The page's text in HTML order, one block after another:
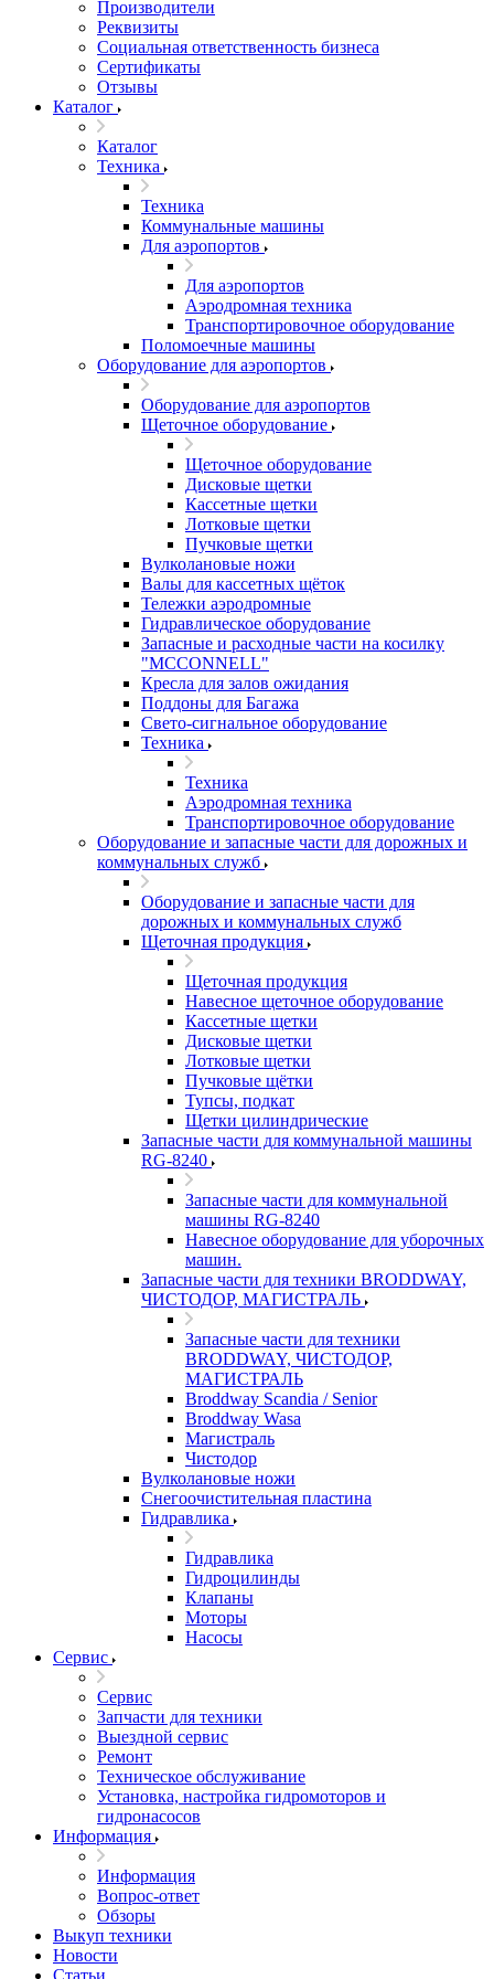
Производители
Реквизиты
Социальная ответственность бизнеса
Сертификаты
Отзывы
Каталог
Каталог
Техника
Техника
Коммунальные машины
Для аэропортов
Для аэропортов
Аэродромная техника
Транспортировочное оборудование
Поломоечные машины
Оборудование для аэропортов
Оборудование для аэропортов
Щеточное оборудование
Щеточное оборудование
Дисковые щетки
Кассетные щетки
Лотковые щетки
Пучковые щетки
Вулколановые ножи
Валы для кассетных щёток
Тележки аэродромные
Гидравлическое оборудование
Запасные и расходные части на косилку
"MCCONNELL"
Кресла для залов ожидания
Поддоны для Багажа
Свето-сигнальное оборудование
Техника
Техника
Аэродромная техника
Транспортировочное оборудование
Оборудование и запасные части для дорожных и
коммунальных служб
Оборудование и запасные части для
дорожных и коммунальных служб
Щеточная продукция
Щеточная продукция
Навесное щеточное оборудование
Кассетные щетки
Дисковые щетки
Лотковые щетки
Пучковые щётки
Тупсы, подкат
Щетки цилиндрические
Запасные части для коммунальной машины
RG-8240
Запасные части для коммунальной
машины RG-8240
Навесное оборудование для уборочных
машин.
Запасные части для техники BRODDWAY,
ЧИСТОДОР, МАГИСТРАЛЬ
Запасные части для техники
BRODDWAY, ЧИСТОДОР,
МАГИСТРАЛЬ
Broddway Scandia / Senior
Broddway Wasa
Магистраль
Чистодор
Вулколановые ножи
Снегоочистительная пластина
Гидравлика
Гидравлика
Гидроцилинды
Клапаны
Моторы
Насосы
Сервис
Сервис
Запчасти для техники
Выездной сервис
Ремонт
Техническое обслуживание
Установка, настройка гидромоторов и
гидронасосов
Информация
Информация
Вопрос-ответ
Обзоры
Выкуп техники
Новости
Статьи